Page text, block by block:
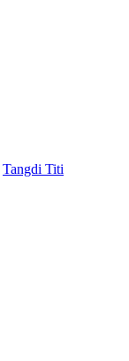
Tangdi Titi